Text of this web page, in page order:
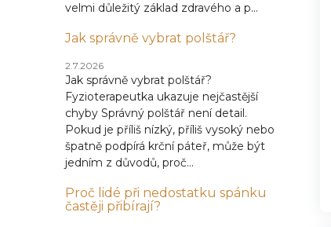
velmi důležitý základ zdravého a p...
Jak správně vybrat polštář?
2.7.2026
Jak správně vybrat polštář?
Fyzioterapeutka ukazuje nejčastější
chyby Správný polštář není detail.
Pokud je příliš nízký, příliš vysoký nebo
špatně podpírá krční páteř, může být
jedním z důvodů, proč...
Proč lidé při nedostatku spánku
častěji přibírají?